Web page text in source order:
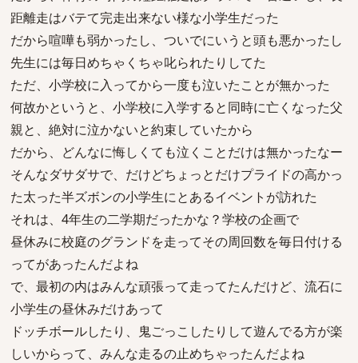
距離走はバテて完走出来ない様な小学生だった
だから喧嘩も弱かったし、ついでにいうと頭も悪かったし
先生には毎日めちゃくちゃ叱られたりしてた
ただ、小学校に入ってから一度も泣いたことが無かった
何故かというと、小学校に入学すると同時に亡くなった父
親と、絶対に泣かないと約束していたから
だから、どんなに悔しくても泣くことだけは無かったなー
そんなダサダサで、だけどちょっとだけプライドの高かっ
た太った半ズボンの小学生にとあるイベントが訪れた
それは、4年生の二学期だったかな？学校の企画で
昼休みに校庭のグランドを走ってその周回数を毎日付ける
ってがあったんだよね
で、最初の内はみんな頑張って走ってたんだけど、流石に
小学生の昼休みだけあって
ドッチボールしたり、鬼ごっこしたりして遊んでる方が楽
しいからって、みんな走るの止めちゃったんだよね